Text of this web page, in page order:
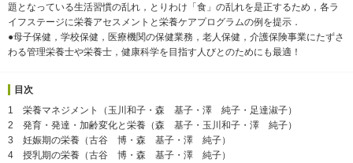
題となっている生活習慣の乱れ，とりわけ「食」の乱れを是正するため，各ラ
イフステージに栄養アセスメントと栄養ケアプログラムの例を提示．
●母子保健，学校保健，医療機関の保健業務，老人保健，介護保険事業にたずさ
わる管理栄養士や栄養士，健康科学を目指す人びとのためにも最適！
目次
1 栄養マネジメント（玉川和子・森 基子・澤 純子・足達淑子）
2 発育・発達・加齢変化と栄養（森 基子・玉川和子・澤 純子）
3 妊娠期の栄養（古谷 博・森 基子・澤 純子）
4 授乳期の栄養（古谷 博・森 基子・澤 純子）